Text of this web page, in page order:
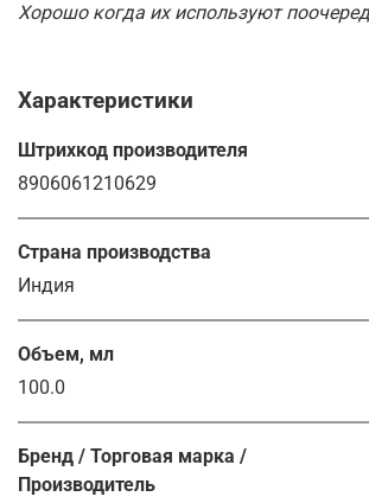
Хорошо когда их используют
Характеристики
Штрихкод производителя
8906061210629
Страна производства
Индия
Объем, мл
100.0
Бренд / Торговая марка /
Производитель